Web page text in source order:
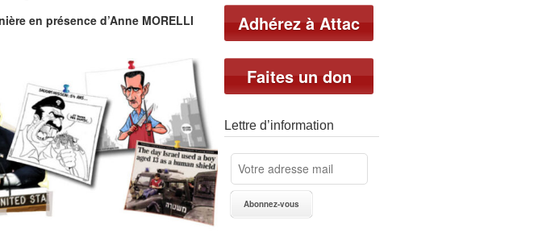
Adhérez à Attac
Faites un don
Lettre d’information
en présence d’Anne MORELLI